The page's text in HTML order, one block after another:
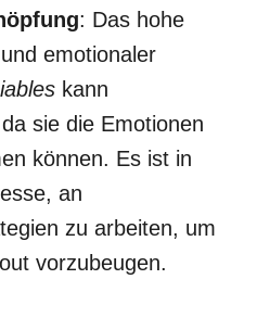
: Das hohe
emotionaler
kann
sie die Emotionen
können. Es ist in
an
zu arbeiten, um
vorzubeugen.